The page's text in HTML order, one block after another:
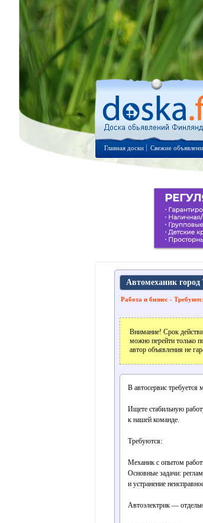
Главная доски Свежие
Автомеханик город
Работа и бизнес -
Внимание! Срок
можно перейти только
автор объявления не
В автосервис требуется
Ищете стабильную
к нашей команде.
Требуются:
Механик с опытом
Основные задачи:
и устранение
Автоэлектрик —